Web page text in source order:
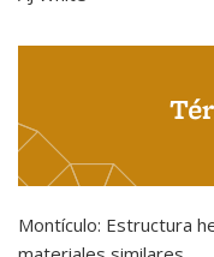
Montículo: Estructura